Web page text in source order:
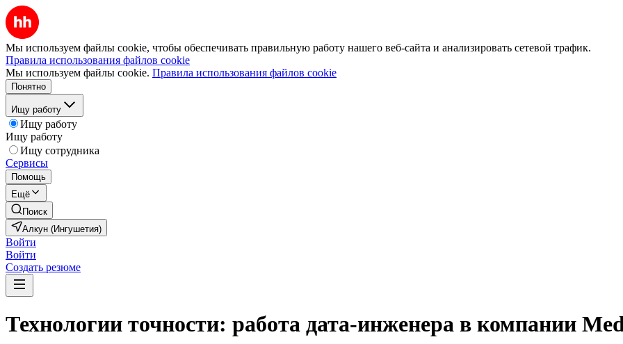
Мы используем файлы cookie, чтобы обеспечивать правильную работу нашего веб-сайта и анализировать сетевой трафик.
Правила использования файлов cookie
Мы используем файлы cookie. Правила использования файлов cookie
Понятно
Ищу работу
Ищу работу
Ищу работу
Ищу сотрудника
Сервисы
Помощь
Ещё
Поиск
Алкун (Ингушетия)
Войти
Войти
Создать резюме
Технологии точности: работа дата-инженера в компании